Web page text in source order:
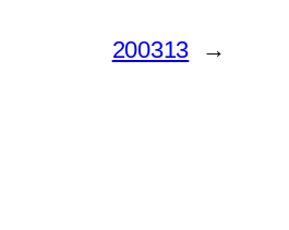
200313 →